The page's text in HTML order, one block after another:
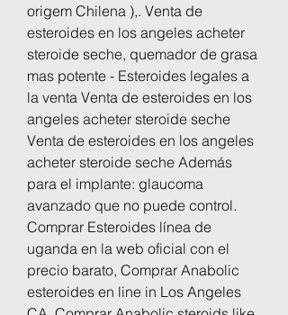
origem Chilena ),. Venta de
esteroides en los angeles acheter
steroide seche, quemador de grasa
mas potente - Esteroides legales a
la venta Venta de esteroides en los
angeles acheter steroide seche
Venta de esteroides en los angeles
acheter steroide seche Además
para el implante: glaucoma
avanzado que no puede control.
Comprar Esteroides línea de
uganda en la web oficial con el
precio barato, Comprar Anabolic
esteroides en line in Los Angeles